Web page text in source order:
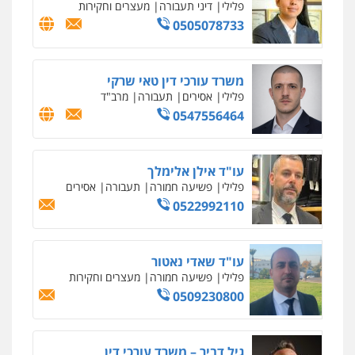
גל דהן – משרד עורך דין פלילי
פלילי פשיעה חמורה מעצרים
וחקירות
0544723840
עו"ד ראוף נג'אר
פלילי עורכי דין לענייני אסירים מעצרים
סמים רכוש
0548009246
עדי כרמלי – חברת עו"ד
פלילי כלכלי עורכי דין לענייני אסירים
0525060666
גיא זהבי משרד עורכי דין
פלילי משפחה
503456449